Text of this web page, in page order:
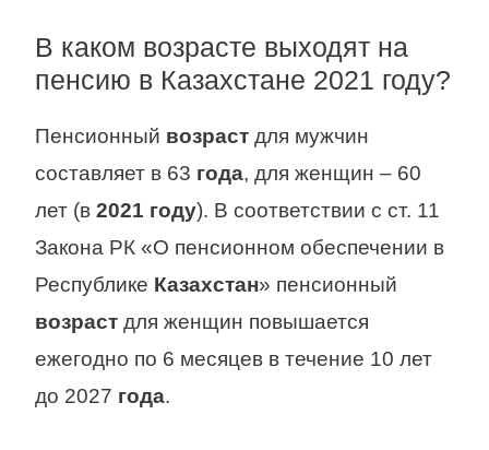
В каком возрасте выходят на
пенсию в Казахстане 2021 году?
Пенсионный возраст для мужчин
составляет в 63 года, для женщин – 60
лет (в 2021 году). В соответствии с ст. 11
Закона РК «О пенсионном обеспечении в
Республике Казахстан» пенсионный
возраст для женщин повышается
ежегодно по 6 месяцев в течение 10 лет
до 2027 года.